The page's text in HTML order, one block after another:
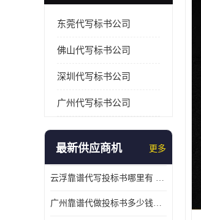
东莞代写标书公司
佛山代写标书公司
深圳代写标书公司
广州代写标书公司
最新供应商机 更多
云浮靠谱代写投标书哪里有 标书打印注意事项
广州靠谱代做投标书多少钱一份 标书废标原因